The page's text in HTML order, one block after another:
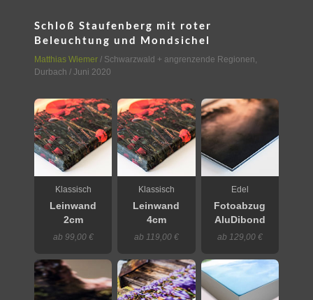
Schloß Staufenberg mit roter
Beleuchtung und Mondsichel
Matthias Wiemer / Schwarzwald + angrenzende Regionen
Durbach / Juni 2020
Klassisch
Leinwand
2cm
ab 99,00 €
Klassisch
Leinwand
4cm
ab 119,00 €
Edel
Fotoabzug
AluDibond
ab 129,00 €